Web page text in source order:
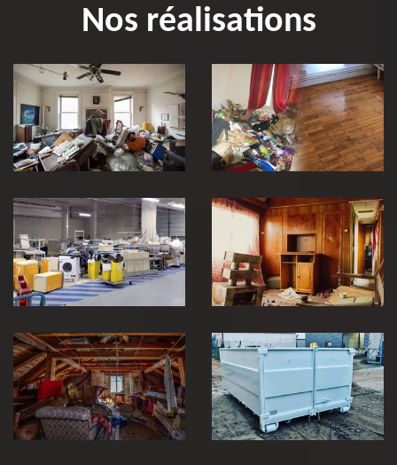
Nos réalisations
Entreprise de
débarras 30
Débarras et
nettoyage après
décès 30
débarras
entreprise et
locaux industriel
30
Débarras de
maison 30
Débarras de
grenier et cave
30
Location de benne
30